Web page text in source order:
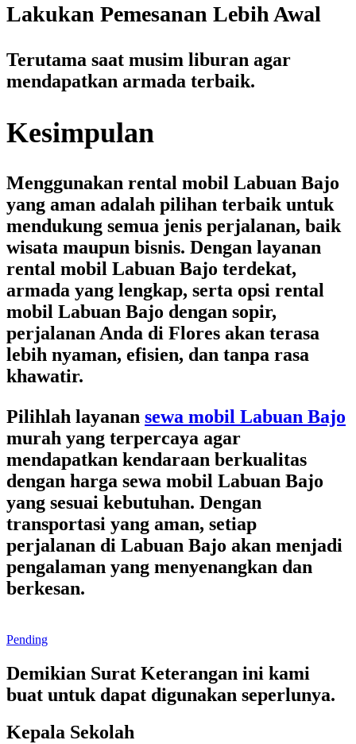
Lakukan Pemesanan Lebih Awal
Terutama saat musim liburan agar
mendapatkan armada terbaik.
Kesimpulan
Menggunakan rental mobil Labuan Bajo
yang aman adalah pilihan terbaik untuk
mendukung semua jenis perjalanan, baik
wisata maupun bisnis. Dengan layanan
rental mobil Labuan Bajo terdekat,
armada yang lengkap, serta opsi rental
mobil Labuan Bajo dengan sopir,
perjalanan Anda di Flores akan terasa
lebih nyaman, efisien, dan tanpa rasa
khawatir.
Pilihlah layanan sewa mobil Labuan Bajo
murah yang terpercaya agar
mendapatkan kendaraan berkualitas
dengan harga sewa mobil Labuan Bajo
yang sesuai kebutuhan. Dengan
transportasi yang aman, setiap
perjalanan di Labuan Bajo akan menjadi
pengalaman yang menyenangkan dan
berkesan.
Pending
Demikian Surat Keterangan ini kami
buat untuk dapat digunakan seperlunya.
Kepala Sekolah